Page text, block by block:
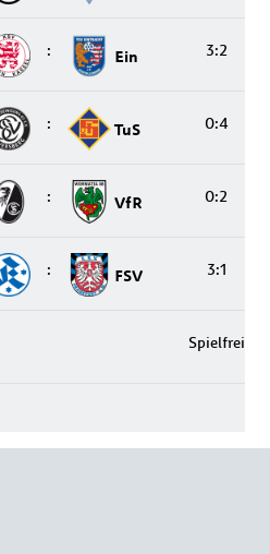
: Ein 3:2
: TuS 0:4
: VfR 0:2
: FSV 3:1
Spielfrei